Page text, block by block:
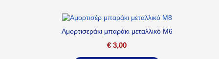
Αμορτισεράκι μπαράκι μεταλλικό M6
€ 3,00